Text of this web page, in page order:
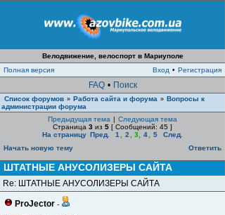
Велодвижение, велоспорт в Мариуполе
Полная версия
Вход • Регистрация
FAQ • Поиск
Список форумов » Работа сайта и форума » Вопросы к
администрации форума
Предыдущая тема | Следующая тема
Страница 3 из 5 [ Сообщений: 45 ]
На страницу Пред. 1 2 3 4 5
След.
Начать новую тему
Ответить
ШТАТНЫЕ АНУСОЛИЗЕРЫ САЙТА
Re: ШТАТНЫЕ АНУСОЛИЗЕРЫ САЙТА
ProJector -